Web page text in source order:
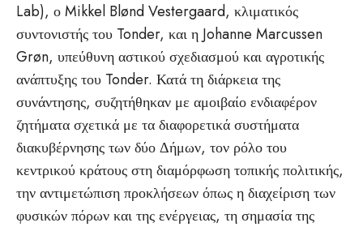
Lab), ο Mikkel Blønd Vestergaard, κλιματικός
συντονιστής του Tonder, και η Johanne Marcussen
Grøn, υπεύθυνη αστικού σχεδιασμού και αγροτικής
ανάπτυξης του Tonder. Κατά τη διάρκεια της
συνάντησης, συζητήθηκαν με αμοιβαίο ενδιαφέρον
ζητήματα σχετικά με τα διαφορετικά συστήματα
διακυβέρνησης των δύο Δήμων, τον ρόλο του
κεντρικού κράτους στη διαμόρφωση τοπικής πολιτικής,
την αντιμετώπιση προκλήσεων όπως η διαχείριση των
φυσικών πόρων και της ενέργειας, τη σημασία της